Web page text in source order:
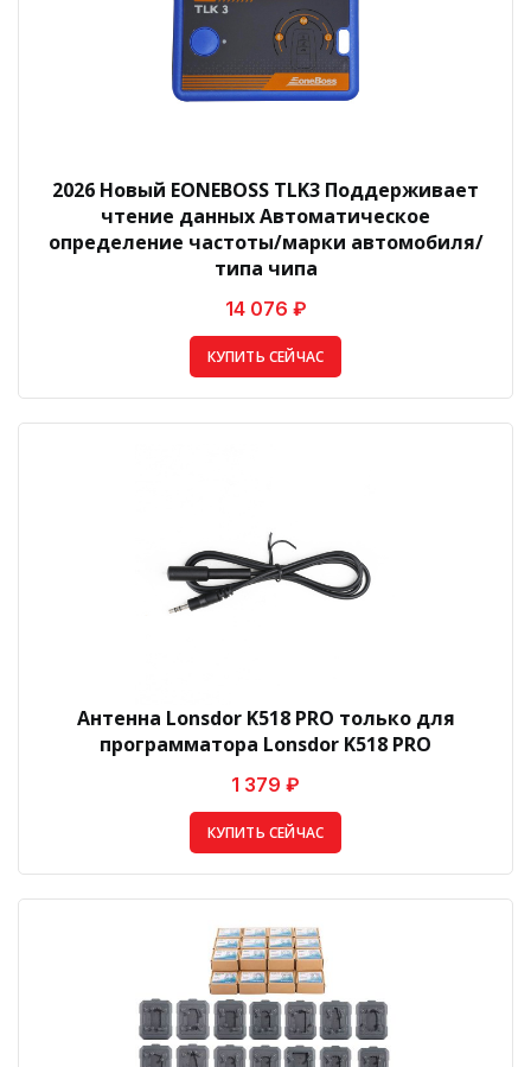
2026 Новый EONEBOSS TLK3 Поддерживает
чтение данных Автоматическое
определение частоты/марки автомобиля/
типа чипа
14 076 ₽
КУПИТЬ СЕЙЧАС
Антенна Lonsdor K518 PRO только для
программатора Lonsdor K518 PRO
1 379 ₽
КУПИТЬ СЕЙЧАС